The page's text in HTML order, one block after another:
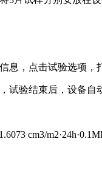
息，点击试验选项，
试验结束后，设备自
cm3/